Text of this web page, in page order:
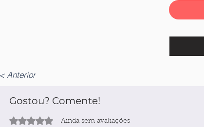
Anterior
Gostou? Comente!
Avaliado com 0 de 5 estrelas.Ainda sem avaliações